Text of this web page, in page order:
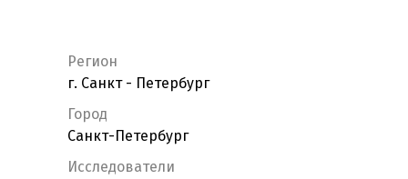
Регион
г. Санкт - Петербург
Город
Санкт-Петербург
Исследователи